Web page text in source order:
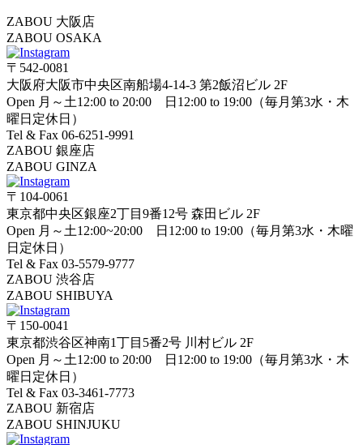
ZABOU 大阪店
ZABOU OSAKA
〒542-0081
大阪府大阪市中央区南船場4-14-3 第2飯沼ビル 2F
Open 月～土12:00 to 20:00 日12:00 to 19:00（毎月第3水・木
曜日定休日）
Tel & Fax 06-6251-9991
ZABOU 銀座店
ZABOU GINZA
〒104-0061
東京都中央区銀座2丁目9番12号 森田ビル 2F
Open 月～土12:00~20:00 日12:00 to 19:00（毎月第3水・木曜
日定休日）
Tel & Fax 03-5579-9777
ZABOU 渋谷店
ZABOU SHIBUYA
〒150-0041
東京都渋谷区神南1丁目5番2号 川村ビル 2F
Open 月～土12:00 to 20:00 日12:00 to 19:00（毎月第3水・木
曜日定休日）
Tel & Fax 03-3461-7773
ZABOU 新宿店
ZABOU SHINJUKU